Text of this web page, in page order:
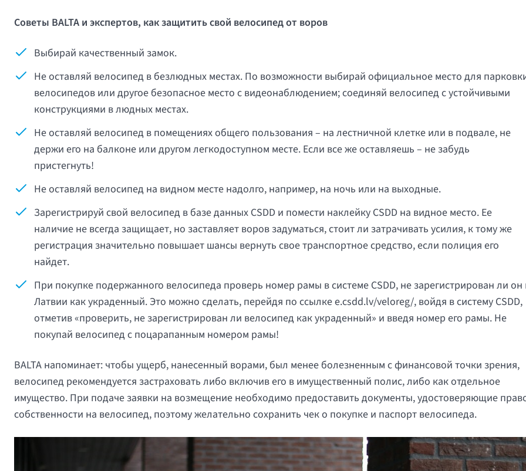
Советы BALTA и экспертов, как защитить свой велосипед от воров
Выбирай качественный замок.
Не оставляй велосипед в безлюдных местах. По возможности выбирай официальное место для
велосипедов или другое безопасное место с видеонаблюдением; соединяй велосипед с устойчивыми
конструкциями в людных местах.
Не оставляй велосипед в помещениях общего пользования – на лестничной клетке или в подвале, не
держи его на балконе или другом легкодоступном месте. Если все же оставляешь – не забудь
пристегнуть!
Не оставляй велосипед на видном месте надолго, например, на ночь или на выходные.
Зарегистрируй свой велосипед в базе данных CSDD и помести наклейку CSDD на видное место. Ее
наличие не всегда защищает, но заставляет воров задуматься, стоит ли затрачивать усилия, к тому же
регистрация значительно повышает шансы вернуть свое транспортное средство, если полиция его
найдет.
При покупке подержанного велосипеда проверь номер рамы в системе CSDD, не зарегистрирован ли он
Латвии как украденный. Это можно сделать, перейдя по ссылке e.csdd.lv/veloreg/, войдя в систему CSDD,
отметив «проверить, не зарегистрирован ли велосипед как украденный» и введя номер его рамы. Не
покупай велосипед с поцарапанным номером рамы!
BALTA напоминает: чтобы ущерб, нанесенный ворами, был менее болезненным с финансовой точки зрения,
велосипед рекомендуется застраховать либо включив его в имущественный полис, либо как отдельное
имущество. При подаче заявки на возмещение необходимо предоставить документы, удостоверяющие
собственности на велосипед, поэтому желательно сохранить чек о покупке и паспорт велосипеда.